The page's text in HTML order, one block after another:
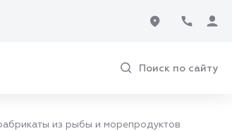
Поиск по сайту
из рыбы и морепродуктов